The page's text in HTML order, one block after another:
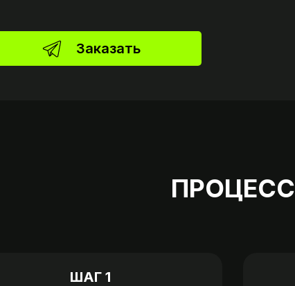
Заказать
ПРОЦЕСС
ШАГ 1